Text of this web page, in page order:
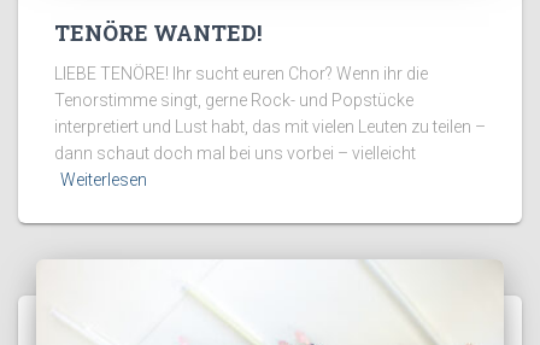
TENÖRE WANTED!
LIEBE TENÖRE! Ihr sucht euren Chor? Wenn ihr die
Tenorstimme singt, gerne Rock- und Popstücke
interpretiert und Lust habt, das mit vielen Leuten zu teilen –
dann schaut doch mal bei uns vorbei – vielleicht
Weiterlesen